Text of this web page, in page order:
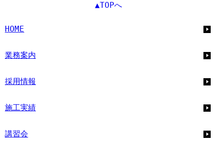
▲TOPへ
HOME
業務案内
採用情報
施工実績
講習会